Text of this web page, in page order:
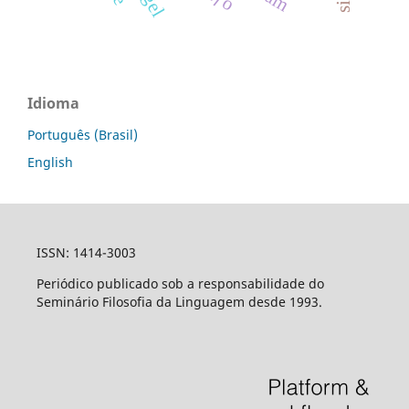
Idioma
Português (Brasil)
English
ISSN: 1414-3003
Periódico publicado sob a responsabilidade do
Seminário Filosofia da Linguagem desde 1993.